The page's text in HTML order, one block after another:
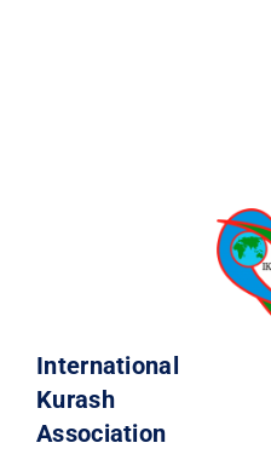
International
Kurash
Association